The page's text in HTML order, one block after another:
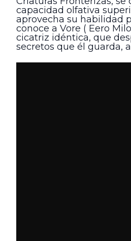
capacidad olfativa
aprovecha su habilidad
conoce a Vore ( Eero
cicatriz idéntica, que
secretos que él guarda,